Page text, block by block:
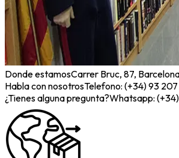
Donde estamosCarrer Bruc, 87,
Habla con nosotrosTelefono: (+34) 93
¿Tienes alguna pregunta?Whatsapp: